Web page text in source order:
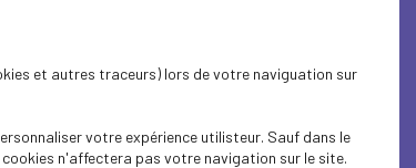
et autres traceurs) lors de votre naviguation sur
votre expérience utilisteur. Sauf dans le
n'affectera pas votre navigation sur le site.